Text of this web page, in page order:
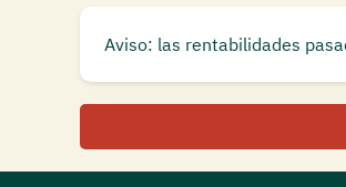
Aviso: las rentabilidades